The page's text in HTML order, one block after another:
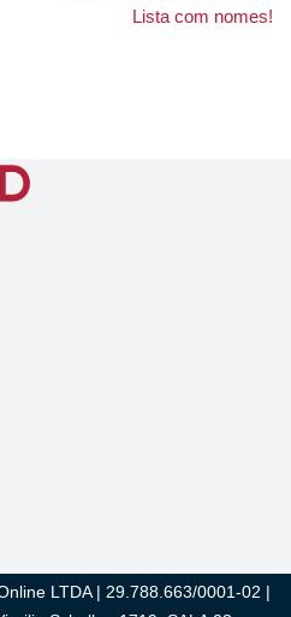
Lista com nomes!
LTDA | 29.788.663/0001-02 |